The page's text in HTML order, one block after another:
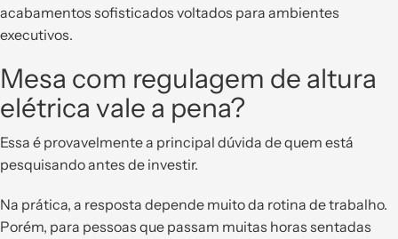
acabamentos sofisticados voltados para ambientes
executivos.
Mesa com regulagem de altura
elétrica vale a pena?
Essa é provavelmente a principal dúvida de quem está
pesquisando antes de investir.
Na prática, a resposta depende muito da rotina de trabalho.
Porém, para pessoas que passam muitas horas sentadas